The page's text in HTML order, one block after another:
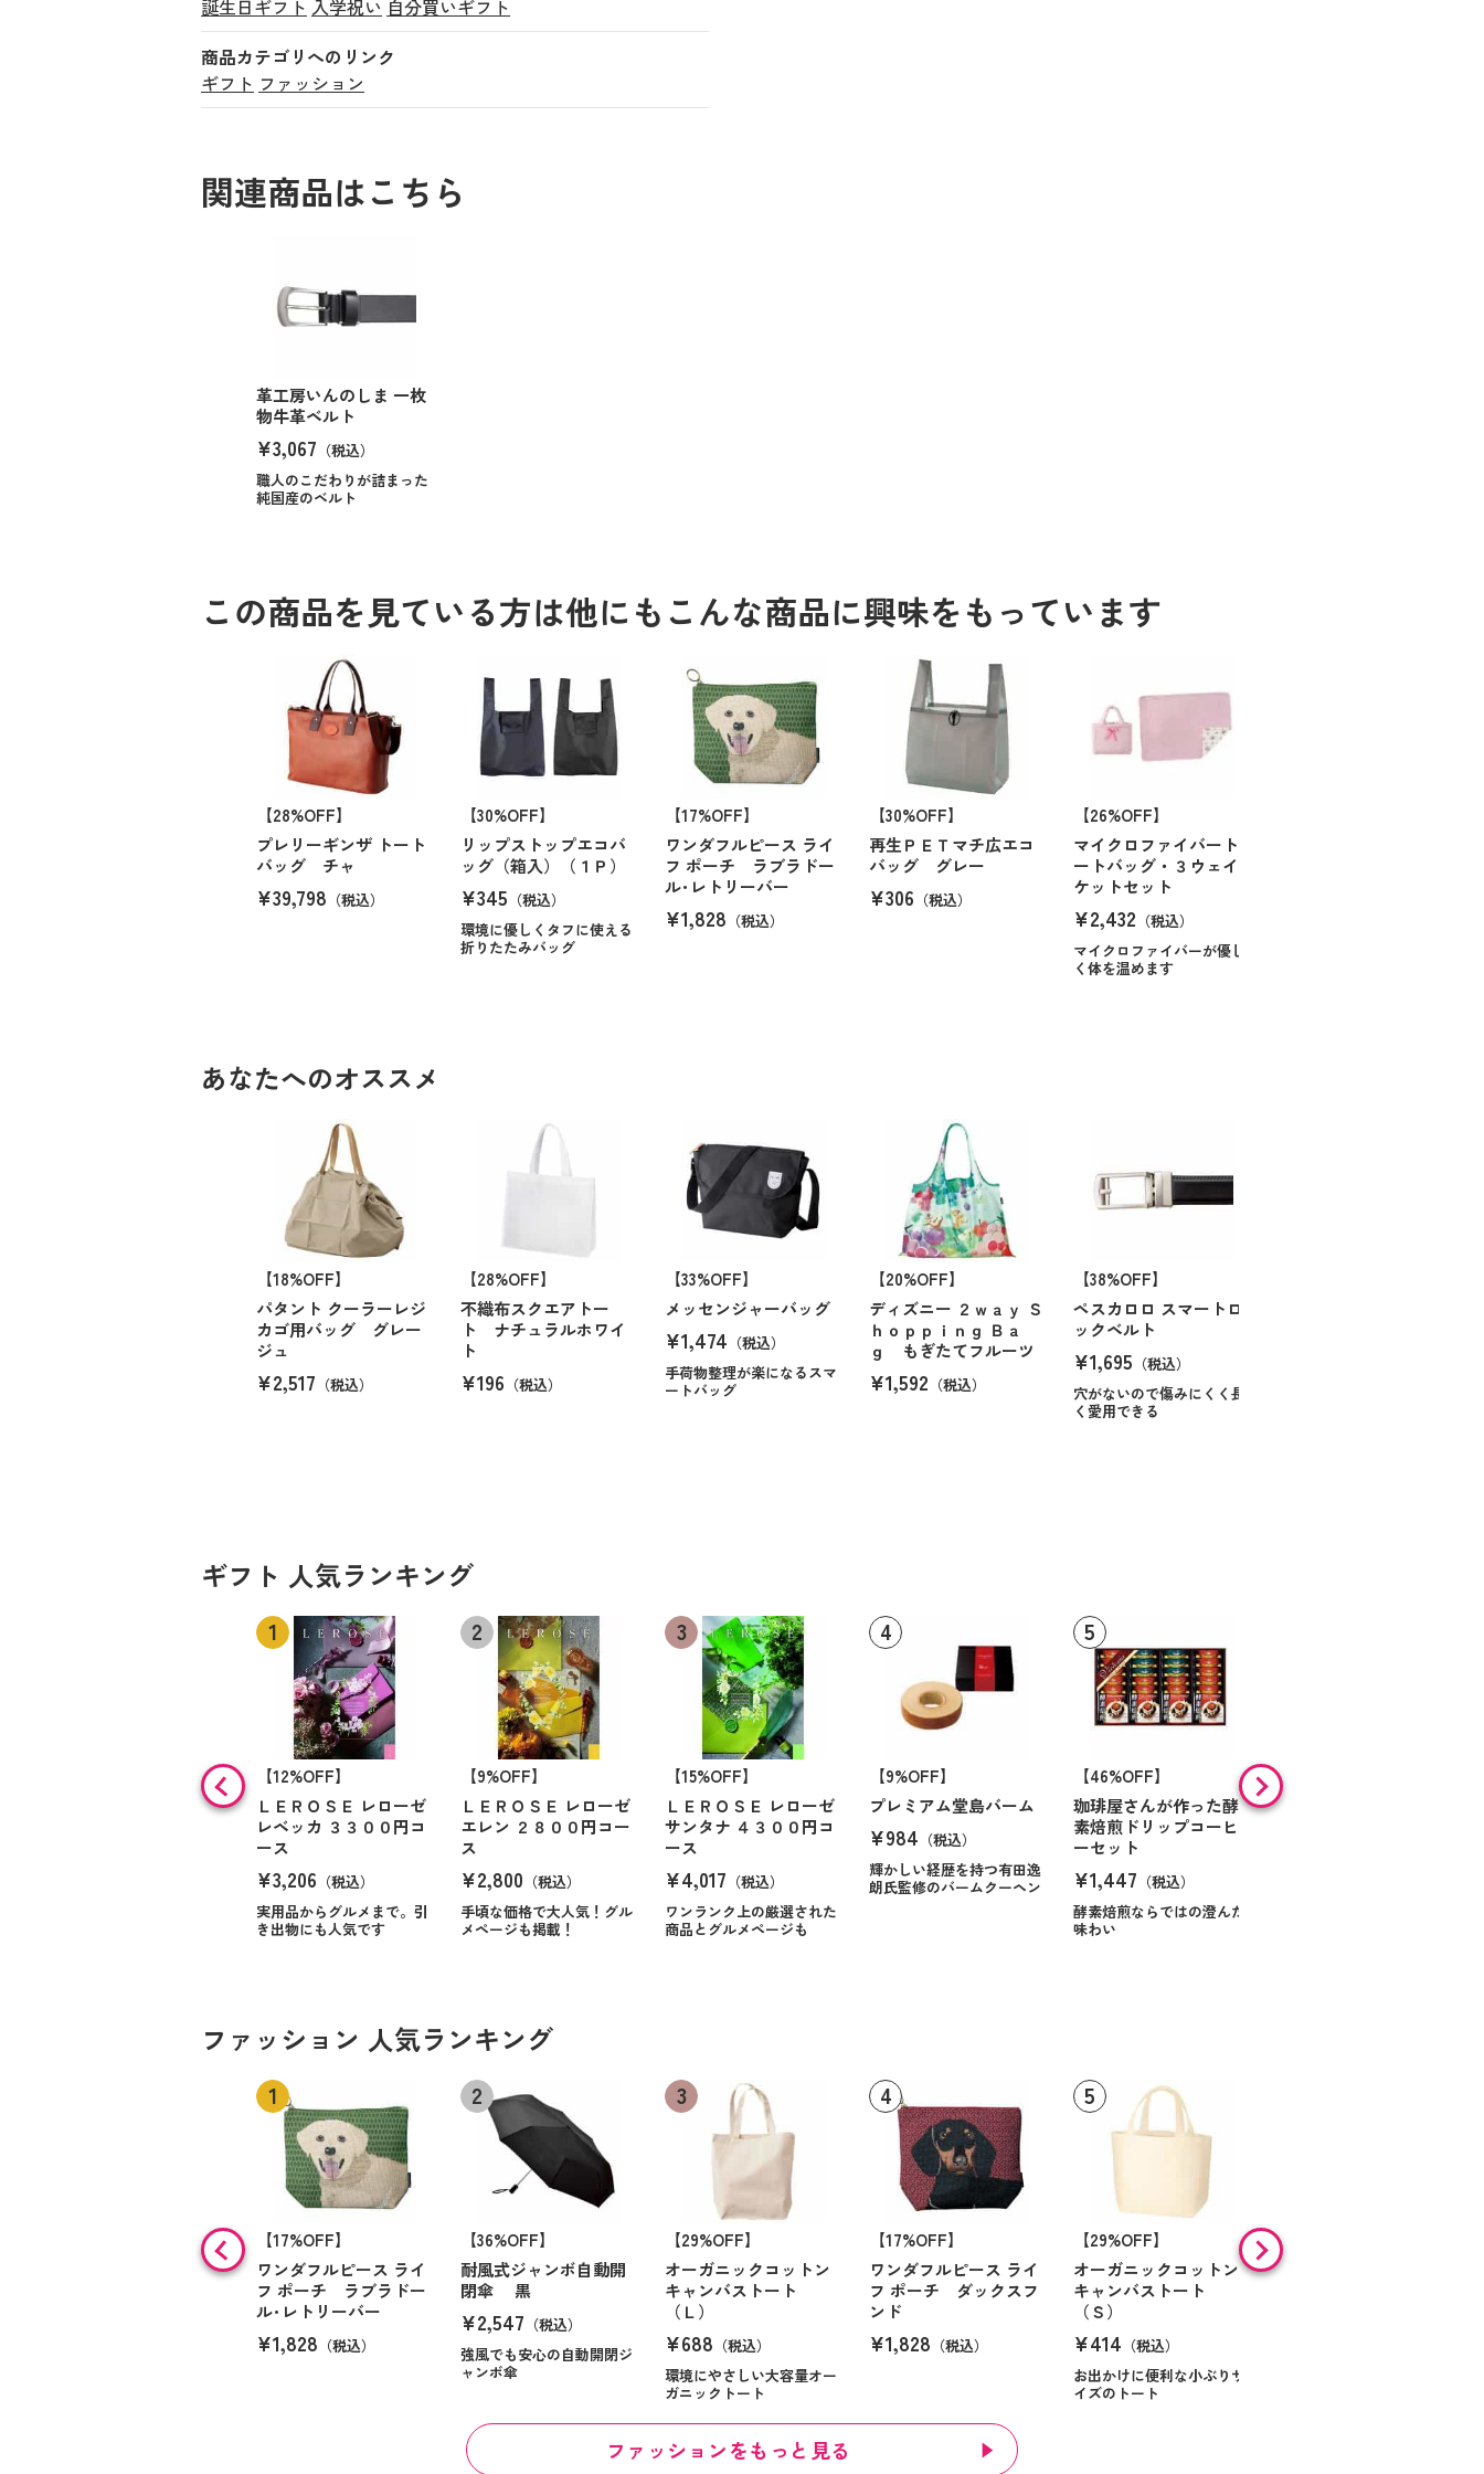
誕生日ギフト 入学祝い 自分買いギフト
商品カテゴリへのリンク
ギフト ファッション
関連商品はこちら
革工房いんのしま 一枚
物牛革ベルト
¥3,067 （税込）
職人のこだわりが詰まった
純国産のベルト
この商品を見ている方は他にもこんな商品に興味をもっています
【28%OFF】
プレリーギンザ トート
バッグ チャ
¥39,798 （税込）
【30%OFF】
リップストップエコバ
ッグ（箱入）（１Ｐ）
¥345 （税込）
環境に優しくタフに使える
折りたたみバッグ
【17%OFF】
ワンダフルピース ライ
フ ポーチ ラブラドー
ル･レトリーバー
¥1,828 （税込）
【30%OFF】
再生ＰＥＴマチ広エコ
バッグ グレー
¥306 （税込）
【26%OFF】
マイクロファイバート
ートバッグ・３ウェイ
ケットセット
¥2,432 （税込）
マイクロファイバーが優し
く体を温めます
あなたへのオススメ
【18%OFF】
パタント クーラーレジ
カゴ用バッグ グレー
ジュ
¥2,517 （税込）
【28%OFF】
不織布スクエアトー
ト ナチュラルホワイ
ト
¥196 （税込）
【33%OFF】
メッセンジャーバッグ
¥1,474 （税込）
手荷物整理が楽になるスマ
ートバッグ
【20%OFF】
ディズニー ２ｗａｙ Ｓ
ｈｏｐｐｉｎｇ Ｂａ
ｇ もぎたてフルーツ
¥1,592 （税込）
【38%OFF】
ペスカロロ スマートロ
ックベルト
¥1,695 （税込）
穴がないので傷みにくく長
く愛用できる
ギフト 人気ランキング
【12%OFF】
ＬＥＲＯＳＥ レローゼ
レベッカ ３３００円コ
ース
¥3,206 （税込）
実用品からグルメまで。引
き出物にも人気です
【9%OFF】
ＬＥＲＯＳＥ レローゼ
エレン ２８００円コー
ス
¥2,800 （税込）
手頃な価格で大人気！グル
メページも掲載！
【15%OFF】
ＬＥＲＯＳＥ レローゼ
サンタナ ４３００円コ
ース
¥4,017 （税込）
ワンランク上の厳選された
商品とグルメページも
【9%OFF】
プレミアム堂島バーム
¥984 （税込）
輝かしい経歴を持つ有田逸
朗氏監修のバームクーヘン
【46%OFF】
珈琲屋さんが作った酵
素焙煎ドリップコーヒ
ーセット
¥1,447 （税込）
酵素焙煎ならではの澄んだ
味わい
【9%OFF】
アラン・ド・パリ ショ
ファッション 人気ランキング
【17%OFF】
ワンダフルピース ライ
フ ポーチ ラブラドー
ル･レトリーバー
¥1,828 （税込）
【36%OFF】
耐風式ジャンボ自動開
閉傘 黒
¥2,547 （税込）
強風でも安心の自動開閉ジ
ャンボ傘
【29%OFF】
オーガニックコットン
キャンバストート
（Ｌ）
¥688 （税込）
環境にやさしい大容量オー
ガニックトート
【17%OFF】
ワンダフルピース ライ
フ ポーチ ダックスフ
ンド
¥1,828 （税込）
【29%OFF】
オーガニックコットン
キャンバストート
（Ｓ）
¥414 （税込）
お出かけに便利な小ぶりサ
イズのトート
【30%OFF】
ベーシックエコバッグ
ファッションをもっと見る